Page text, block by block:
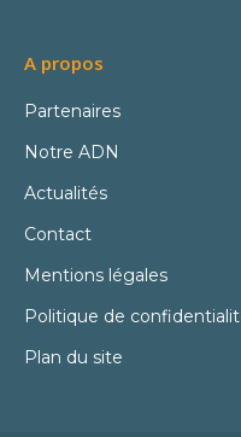
A propos
Partenaires
Notre ADN
Actualités
Contact
Mentions légales
Politique de
Plan du site